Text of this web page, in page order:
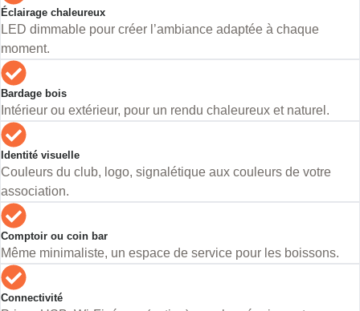
Éclairage chaleureux
LED dimmable pour créer l’ambiance adaptée à chaque
moment.
Bardage bois
Intérieur ou extérieur, pour un rendu chaleureux et naturel.
Identité visuelle
Couleurs du club, logo, signalétique aux couleurs de votre
association.
Comptoir ou coin bar
Même minimaliste, un espace de service pour les boissons.
Connectivité